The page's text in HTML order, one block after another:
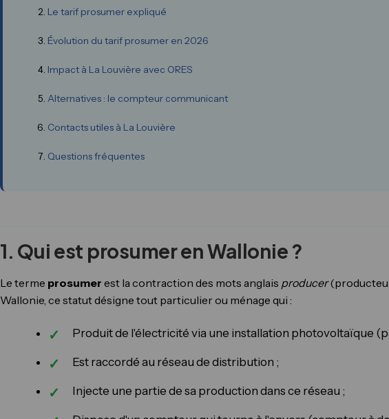
Le tarif prosumer expliqué
Évolution du tarif prosumer en 2026
Impact à La Louvière avec ORES
Alternatives : le compteur communicant
Contacts utiles à La Louvière
Questions fréquentes
1. Qui est prosumer en Wallonie ?
Le terme prosumer est la contraction des mots anglais producer
Wallonie, ce statut désigne tout particulier ou ménage qui :
Produit de l'électricité via une installation photovoltaïque
Est raccordé au réseau de distribution ;
Injecte une partie de sa production dans ce réseau ;